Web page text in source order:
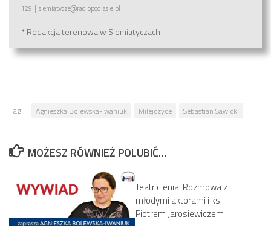
129 | siemiatycze@radiopodlasie.pl
* Redakcja terenowa w Siemiatyczach
Tagi: Agnieszka Bolewska-Iwaniuk Milejczyce Sebastian Sawicki
MOŻESZ RÓWNIEŻ POLUBIĆ…
Teatr cienia. Rozmowa z
młodymi aktorami i ks.
Piotrem Jarosiewiczem